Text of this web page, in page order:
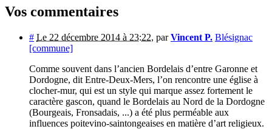
Vos commentaires
# Le 22 décembre 2014 à 23:22, parVincent P. Blésignac
[commune]
Comme souvent dans l’ancien Bordelais d’entre Garonne et
Dordogne, dit Entre-Deux-Mers, l’on rencontre une église à
clocher-mur, qui est un style qui marque assez fortement le
caractère gascon, quand le Bordelais au Nord de la Dordogne
(Bourgeais, Fronsadais, ...) a été plus perméable aux
influences poitevino-saintongeaises en matière d’art religieux.